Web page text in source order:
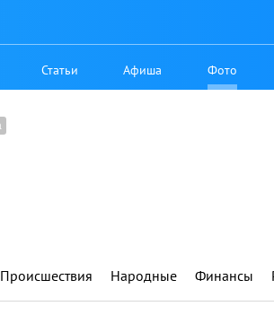
Статьи Афиша Фото
Происшествия Народные Финансы